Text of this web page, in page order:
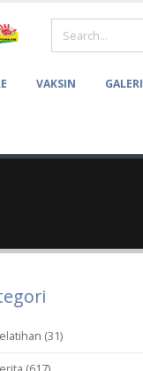
VAKSIN GALERI
(31)